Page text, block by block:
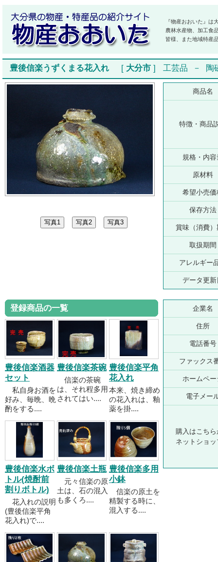
『物産おおいた』は
農林水産物、加工食
皆様、また地域特産
豊後信楽うずくまる花入れ [ 大分市 ] 工芸品 － 陶
商品名
特徴・商品
規格・内容
原材料
希望小売価
保存方法
賞味（消費）
取扱期間
アレルギー
データ更新
登録商品の一覧
豊後信楽酒器
セット
私自身お酒を
好み、毎晩、晩
酌をする....
豊後信楽茶碗
信楽の茶碗
は、それ程多用
されてはい....
豊後信楽平角
花入れ
本来、焼き締め
の花入れは、釉
薬を掛....
豊後信楽水ボ
トル(焼酎前
割りボトル)
花入れの説明
(豊後信楽平角
花入れ)で....
豊後信楽土瓶
元々信楽の原
土は、石の混入
も多くろ....
豊後信楽多用
小鉢
信楽の原土を
精製する時に、
混入する....
企業名
住所
電話番号
ファックス
ホームペー
電子メー
購入はこちら
ネットショ